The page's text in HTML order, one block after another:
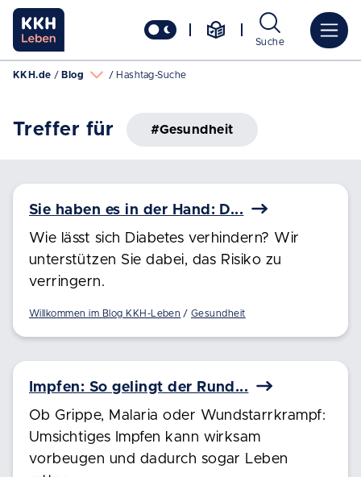
Suche
KKH.de Blog Hashtag-Suche
Treffer für #Gesundheit
Sie haben es in der Hand: D...
Wie lässt sich Diabetes verhindern? Wir
unterstützen Sie dabei, das Risiko zu
verringern.
Willkommen im Blog KKH-Leben Gesundheit
Impfen: So gelingt der Rund...
Ob Grippe, Malaria oder Wundstarrkrampf:
Umsichtiges Impfen kann wirksam
vorbeugen und dadurch sogar Leben